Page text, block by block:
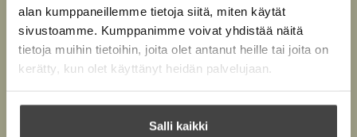
alan kumppaneillemme tietoja siitä, miten käytät
sivustoamme. Kumppanimme voivat yhdistää näitä
tietoja muihin tietoihin, joita olet antanut heille tai joita on
kerätty, kun olet käyttänyt heidän palvelujaan.
Salli kaikki
Teokset